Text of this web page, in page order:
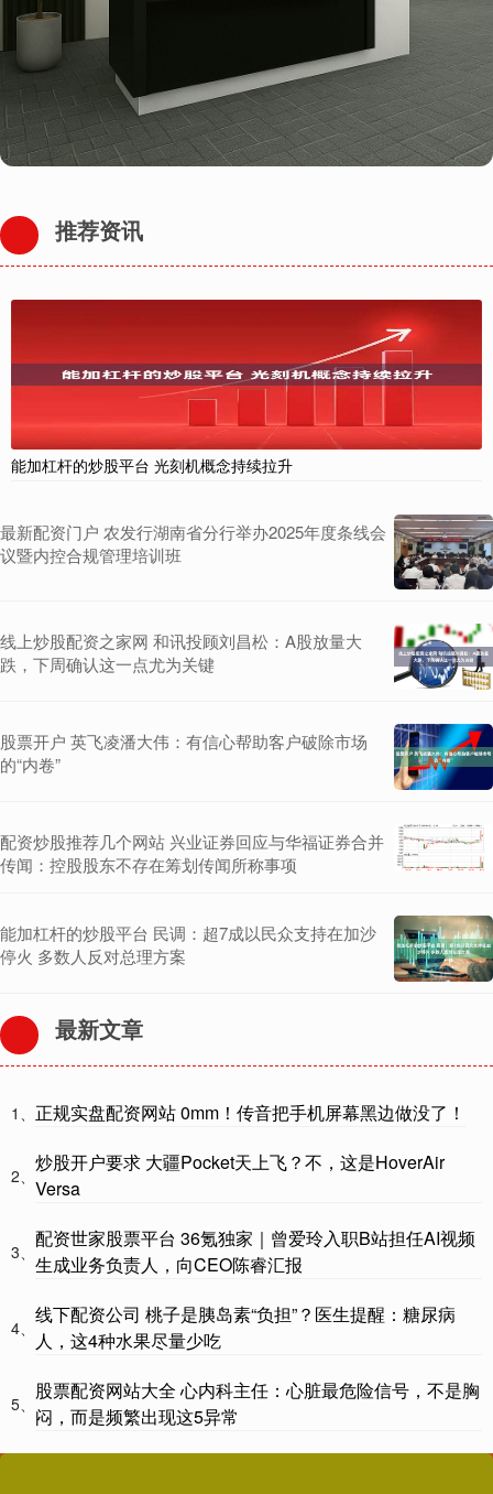
推荐资讯
能加杠杆的炒股平台 光刻机概念持续拉升
最新配资门户 农发行湖南省分行举办2025年度条线会
议暨内控合规管理培训班
线上炒股配资之家网 和讯投顾刘昌松：A股放量大
跌，下周确认这一点尤为关键
股票开户 英飞凌潘大伟：有信心帮助客户破除市场
的“内卷”
配资炒股推荐几个网站 兴业证券回应与华福证券合并
传闻：控股股东不存在筹划传闻所称事项
能加杠杆的炒股平台 民调：超7成以民众支持在加沙
停火 多数人反对总理方案
最新文章
1、 正规实盘配资网站 0mm！传音把手机屏幕黑边做没了！
2、
炒股开户要求 大疆Pocket天上飞？不，这是HoverAir
Versa
3、
配资世家股票平台 36氪独家｜曾爱玲入职B站担任AI视频
生成业务负责人，向CEO陈睿汇报
4、
线下配资公司 桃子是胰岛素“负担”？医生提醒：糖尿病
人，这4种水果尽量少吃
5、
股票配资网站大全 心内科主任：心脏最危险信号，不是胸
闷，而是频繁出现这5异常